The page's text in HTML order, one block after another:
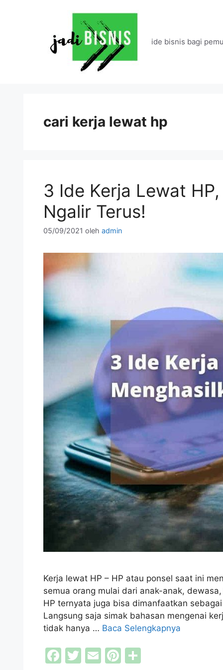
ide bisnis bagi
cari kerja lewat hp
3 Ide Kerja Lewat
Ngalir Terus!
05/09/2021 oleh admin
Kerja lewat HP – HP atau ponsel saat ini
semua orang mulai dari anak-anak,
HP ternyata juga bisa dimanfaatkan
Langsung saja simak bahasan mengenai
tidak hanya … Baca Selengkapnya
F
T
E
Pi